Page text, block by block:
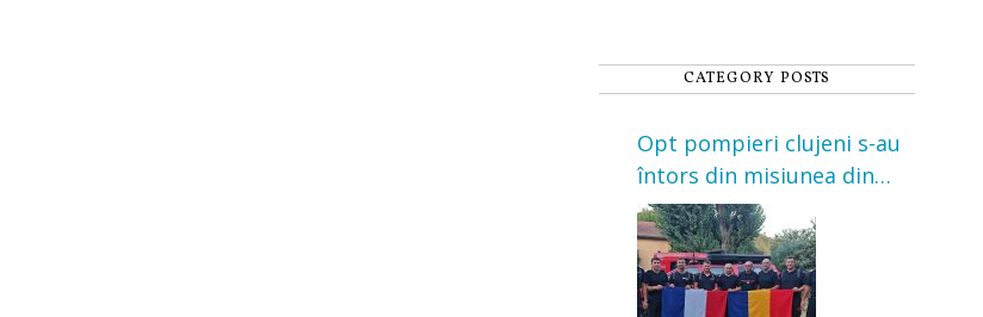
CATEGORY POSTS
Opt pompieri clujeni s-au
întors din misiunea din
Franța. Au intervenit la
incendii de vegetație și
pădure